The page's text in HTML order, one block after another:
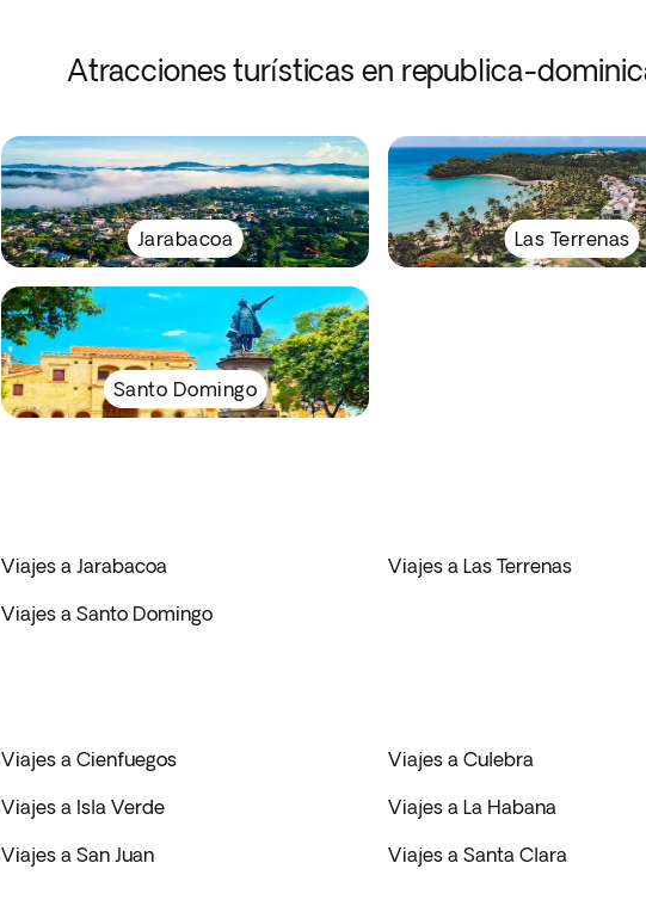
Atracciones turísticas en republica-
Jarabacoa Las Terrenas
Santo Domingo
Viajes a Jarabacoa Viajes a Las Terrenas
Viajes a Santo Domingo
Viajes a Cienfuegos Viajes a Culebra
Viajes a Isla Verde Viajes a La Habana
Viajes a San Juan Viajes a Santa Clara